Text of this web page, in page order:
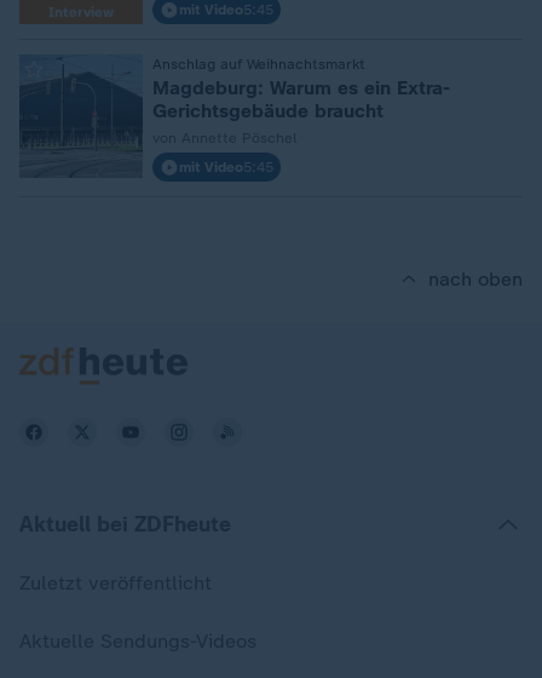
Interview mit Video5:45
Anschlag auf Weihnachtsmarkt
Magdeburg: Warum es ein Extra-
Gerichtsgebäude braucht
mit Video5:45
nach oben